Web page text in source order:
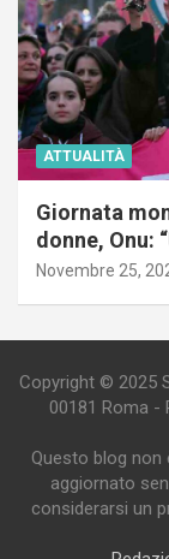
ATTUALITÀ
Giornata
donne, Onu:
Novembre 25,
Copyright © 2025
00181 Roma -
Questo blog non
aggiornato
considerarsi un